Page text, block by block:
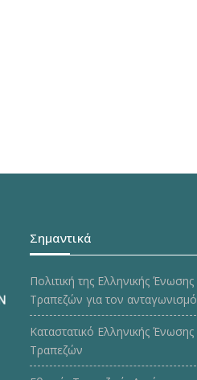
Σημαντικά
Πολιτική της Ελληνικής Ένωσης
Τραπεζών για τον ανταγωνισμό
Καταστατικό Ελληνικής Ένωσης
Τραπεζών